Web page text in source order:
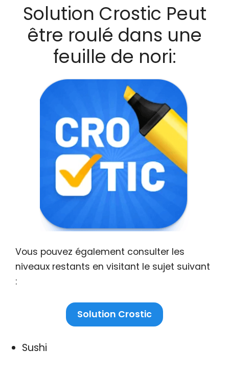
Solution Crostic Peut
être roulé dans une
feuille de nori:
Vous pouvez également consulter les
niveaux restants en visitant le sujet suivant
:
Solution Crostic
Sushi